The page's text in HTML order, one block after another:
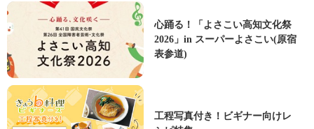
心踊る！「よさこい高知文化祭
2026」in スーパーよさこい(原宿
表参道)
工程写真付き！ビギナー向けレ